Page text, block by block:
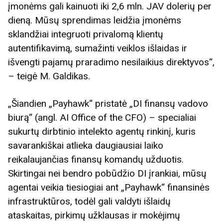
įmonėms gali kainuoti iki 2,6 mln. JAV dolerių per
dieną. Mūsų sprendimas leidžia įmonėms
sklandžiai integruoti privalomą klientų
autentifikavimą, sumažinti veiklos išlaidas ir
išvengti pajamų praradimo nesilaikius direktyvos“,
– teigė M. Galdikas.
„Šiandien „Payhawk“ pristatė „DI finansų vadovo
biurą“ (angl. AI Office of the CFO) – specialiai
sukurtų dirbtinio intelekto agentų rinkinį, kuris
savarankiškai atlieka daugiausiai laiko
reikalaujančias finansų komandų užduotis.
Skirtingai nei bendro pobūdžio DI įrankiai, mūsų
agentai veikia tiesiogiai ant „Payhawk“ finansinės
infrastruktūros, todėl gali valdyti išlaidų
ataskaitas, pirkimų užklausas ir mokėjimų